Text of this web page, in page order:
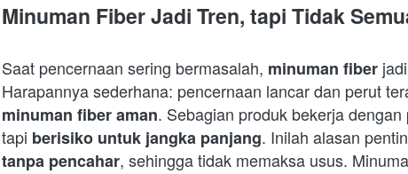
Minuman Fiber Jadi Tren, tapi Tidak
Saat pencernaan sering bermasalah, minuman fiber
Harapannya sederhana: pencernaan lancar dan perut
minuman fiber aman. Sebagian produk bekerja dengan
tapi berisiko untuk jangka panjang. Inilah alasan
tanpa pencahar, sehingga tidak memaksa usus.